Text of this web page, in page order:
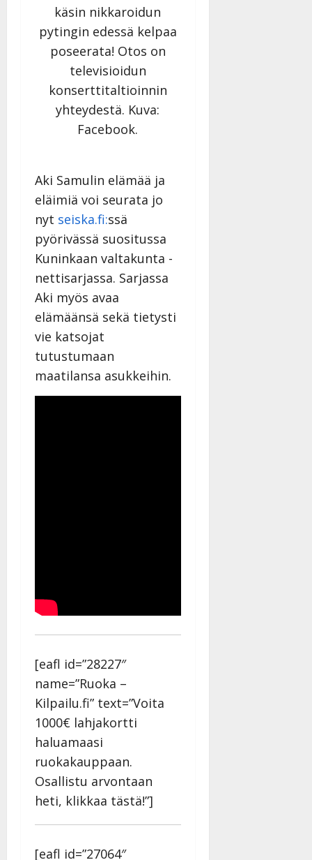
käsin nikkaroidun
pytingin edessä kelpaa
poseerata! Otos on
televisioidun
konserttitaltioinnin
yhteydestä. Kuva:
Facebook.
Aki Samulin elämää ja
eläimiä voi seurata jo
nyt seiska.fi:ssä
pyörivässä suositussa
Kuninkaan valtakunta -
nettisarjassa. Sarjassa
Aki myös avaa
elämäänsä sekä tietysti
vie katsojat
tutustumaan
maatilansa asukkeihin.
[eafl id=”28227″
name=”Ruoka –
Kilpailu.fi” text=”Voita
1000€ lahjakortti
haluamaasi
ruokakauppaan.
Osallistu arvontaan
heti, klikkaa tästä!”]
[eafl id=”27064″